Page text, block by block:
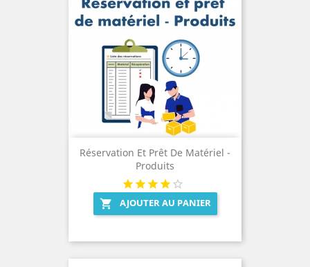
Réservation Et Prêt De Matériel -
Produits
 AJOUTER AU PANIER